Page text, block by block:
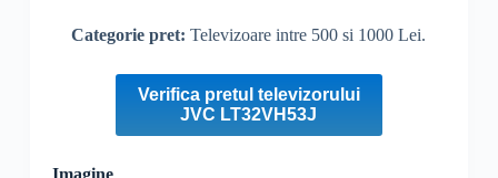
Categorie pret:Televizoare intre 500 si 1000 Lei.
Verifica pretul televizorului
JVC LT32VH53J